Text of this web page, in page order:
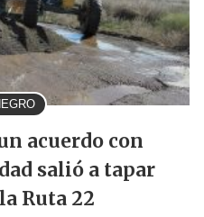
acuerdo con
salió a tapar
Ruta 22